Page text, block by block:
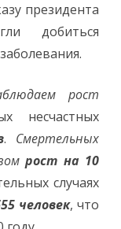
президента
добиться
рост
несчастных
. Смертельных
рост на 10
случаях
человек, что